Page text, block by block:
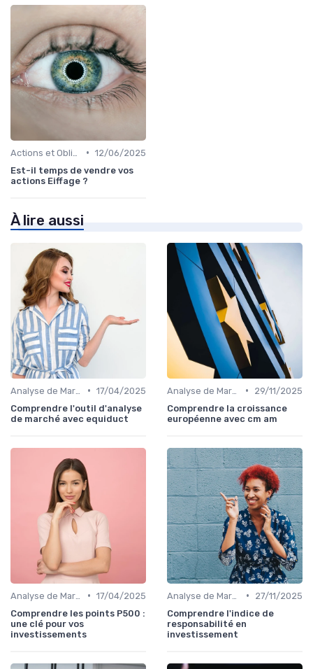
• 12/06/2025
Est-il temps de vendre vos
actions Eiffage ?
À lire aussi
• 17/04/2025
Comprendre l'outil d'analyse
de marché avec equiduct
•
29/11/2025
Comprendre la croissance
européenne avec cm am
• 17/04/2025
Comprendre les points P500 :
une clé pour vos
investissements
•
27/11/2025
Comprendre l'indice de
responsabilité en
investissement